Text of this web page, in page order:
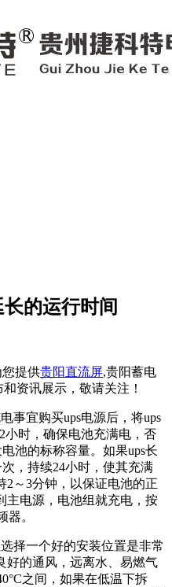
的运行时间
提供贵阳直流屏,贵阳蓄电
资讯展示，敬请关注！
事宜购买ups电源后，将ups
小时，确保电池充满电，否
池的标称容量。如果ups长
，持续24小时，使其充满
2～3分钟，以保证电池的正
主电源，电池组就充电，按
器。
择一个好的安装位置是非常
好的通风，远离水、易燃气
之间，如果在低温下拆